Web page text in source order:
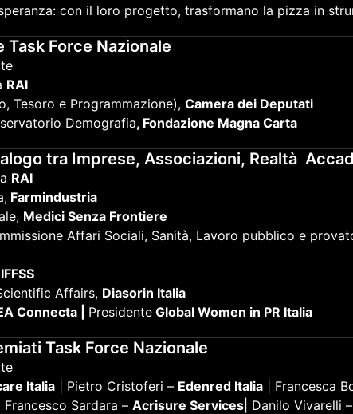
con il loro progetto, trasformano la pizza in
Force Nazionale
RAI
Tesoro e Programmazione), Camera dei Deputati
Demografia, Fondazione Magna Carta
tra Imprese, Associazioni, Realtà
RAI
Farmindustria
Medici Senza Frontiere
Affari Sociali, Sanità, Lavoro pubblico e
IFFSS
Affairs, Diasorin Italia
Connecta | Presidente Global Women in PR Italia
Task Force Nazionale
Italia | Pietro Cristoferi – Edenred Italia | Francesca
Sardara – Acrisure Services | Danilo Vivarelli –